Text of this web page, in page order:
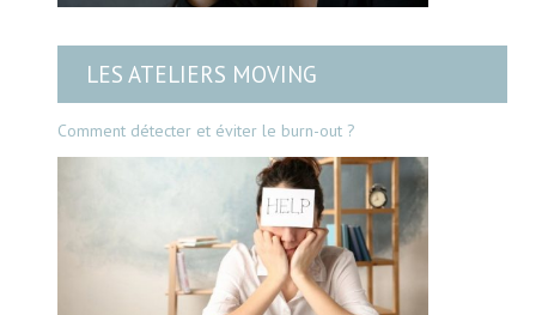
LES ATELIERS MOVING
Comment détecter et éviter le burn-out ?